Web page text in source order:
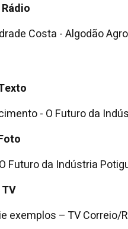
Costa - Algodão
- O Futuro da
Futuro da Indústria
exemplos – TV Correio/